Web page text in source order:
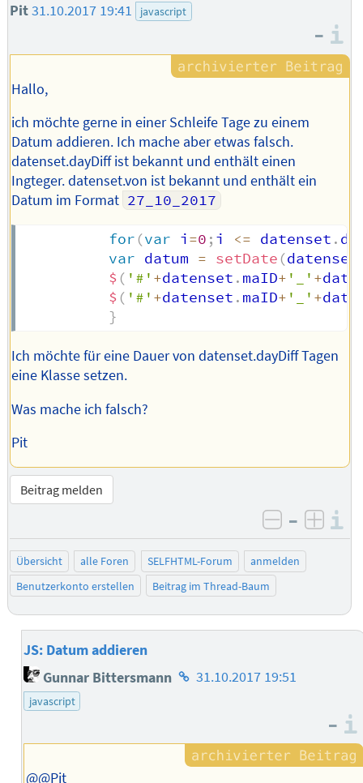
Pit31.10.2017 19:41 javascript
–
Hallo,
ich möchte gerne in einer Schleife Tage zu einem
Datum addieren. Ich mache aber etwas falsch.
datenset.dayDiff ist bekannt und enthält einen
Ingteger. datenset.von ist bekannt und enthält ein
Datum im Format 27_10_2017
for (var i=0 ; i <= datenset .
var datum = setDate (datenset
$ ( '#' +datenset . maID+ '_' +
$ ( '#' +datenset . maID+ '_' +
}
Ich möchte für eine Dauer von datenset.dayDiff Tagen
eine Klasse setzen.
Was mache ich falsch?
Pit
Beitrag melden
negativ
–
Übersicht alle Foren SELFHTML-Forum
anmelden
Benutzerkonto erstellen
Beitrag im Thread-Baum
JS: Datum addieren
Gunnar Bittersmann Homepage
31.10.2017 19:51
javascript
–
@@Pit